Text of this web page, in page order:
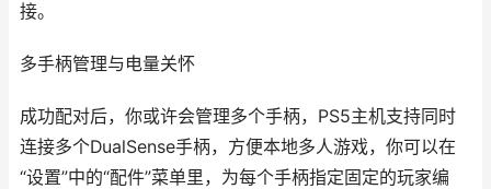
接。
多手柄管理与电量关怀
成功配对后，你或许会管理多个手柄，PS5主机支持同时
连接多个DualSense手柄，方便本地多人游戏，你可以在
“设置”中的“配件”菜单里，为每个手柄指定固定的玩家编